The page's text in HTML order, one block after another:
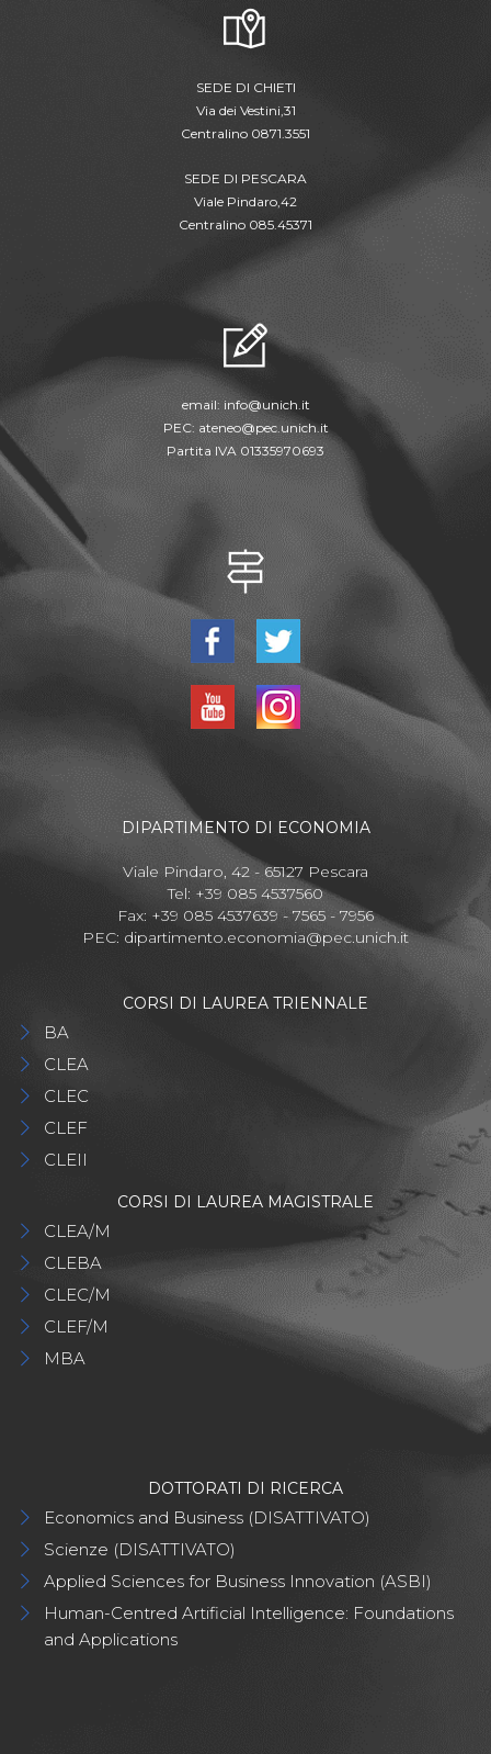
SEDE DI CHIETI
Via dei Vestini,31
Centralino 0871.3551
SEDE DI PESCARA
Viale Pindaro,42
Centralino 085.45371
email: info@unich.it
PEC: ateneo@pec.unich.it
Partita IVA 01335970693
DIPARTIMENTO DI ECONOMIA
Viale Pindaro, 42 - 65127 Pescara
Tel: +39 085 4537560
Fax: +39 085 4537639 - 7565 - 7956
PEC: dipartimento.economia@pec.unich.it
CORSI DI LAUREA TRIENNALE
BA
CLEA
CLEC
CLEF
CLEII
CORSI DI LAUREA MAGISTRALE
CLEA/M
CLEBA
CLEC/M
CLEF/M
MBA
DOTTORATI DI RICERCA
Economics and Business (DISATTIVATO)
Scienze (DISATTIVATO)
Applied Sciences for Business Innovation (ASBI)
Human-Centred Artificial Intelligence: Foundations
and Applications